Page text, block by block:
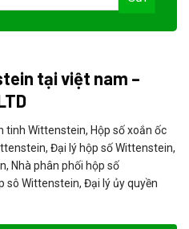
tại việt nam –
tinh Wittenstein, Hộp số xoắn ốc
Đại lý hộp số Wittenstein,
Nhà phân phối hộp số
sô Wittenstein, Đại lý ủy quyền